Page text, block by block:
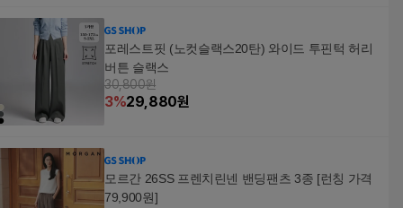
포레스트핏 (노컷슬랙스20탄) 와이드 투핀턱 허리
버튼 슬랙스
30,800원
3%29,880원
모르간 26SS 프렌치린넨 밴딩팬츠 3종 [런칭 가격
79,900원]